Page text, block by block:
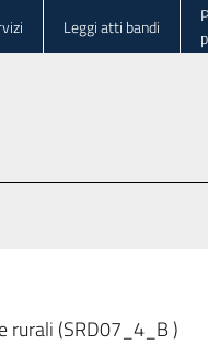
Leggi atti bandi
rurali (SRD07_4_B )